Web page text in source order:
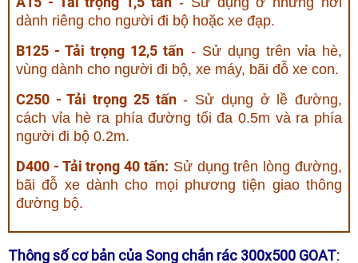
dành riêng cho người đi bộ hoặc xe đạp.
B125 - Tải trọng 12,5 tấn - Sử dụng trên vỉa hè,
vùng dành cho người đi bộ, xe máy, bãi đỗ xe con.
C250 - Tải trọng 25 tấn- Sử dụng ở lề đường,
cách vỉa hè ra phía đường tối đa 0.5m và ra phía
người đi bộ 0.2m.
D400 - Tải trọng 40 tấn: Sử dụng trên lòng đường,
bãi đỗ xe dành cho mọi phương tiện giao thông
đường bộ.
Thông số cơ bản của Song chắn rác 300x500 GOAT: